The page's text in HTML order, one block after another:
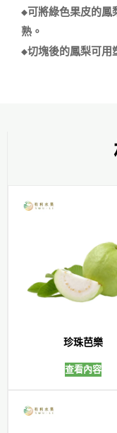
◆可將綠色果皮的鳳
熟。
珍珠芭樂
查看內容